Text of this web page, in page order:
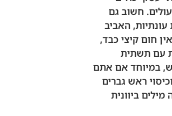
חשוב גם
עונתיות, האביב
חום קיצי כבד,
עם תשתית
במיוחד אם אתם
ראש גברים
ביוונית